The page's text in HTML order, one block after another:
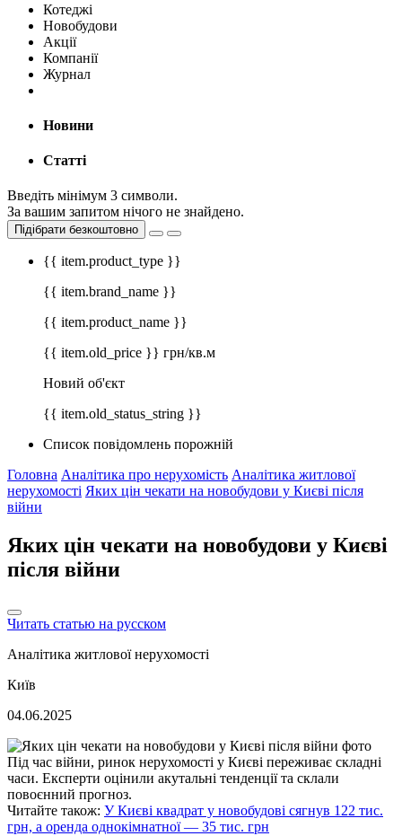
Котеджі
Новобудови
Акції
Компанії
Журнал
Новини
Статті
Введіть мінімум 3 символи.
За вашим запитом нічого не знайдено.
Підібрати безкоштовно
{{ item.product_type }}
{{ item.brand_name }}
{{ item.product_name }}
{{ item.old_price }} грн/кв.м
Новий об'єкт
{{ item.old_status_string }}
Список повідомлень порожній
Головна Аналітика про нерухомість Аналітика житлової
нерухомості Яких цін чекати на новобудови у Києві після
війни
Яких цін чекати на новобудови у Києві
після війни
Читать статью на русском
Аналітика житлової нерухомості
Київ
04.06.2025
Під час війни, ринок нерухомості у Києві переживає складні
часи. Експерти оцінили акутальні тенденції та склали
повоєнний прогноз.
Читайте також: У Києві квадрат у новобудові сягнув 122 тис.
грн, а оренда однокімнатної — 35 тис. грн